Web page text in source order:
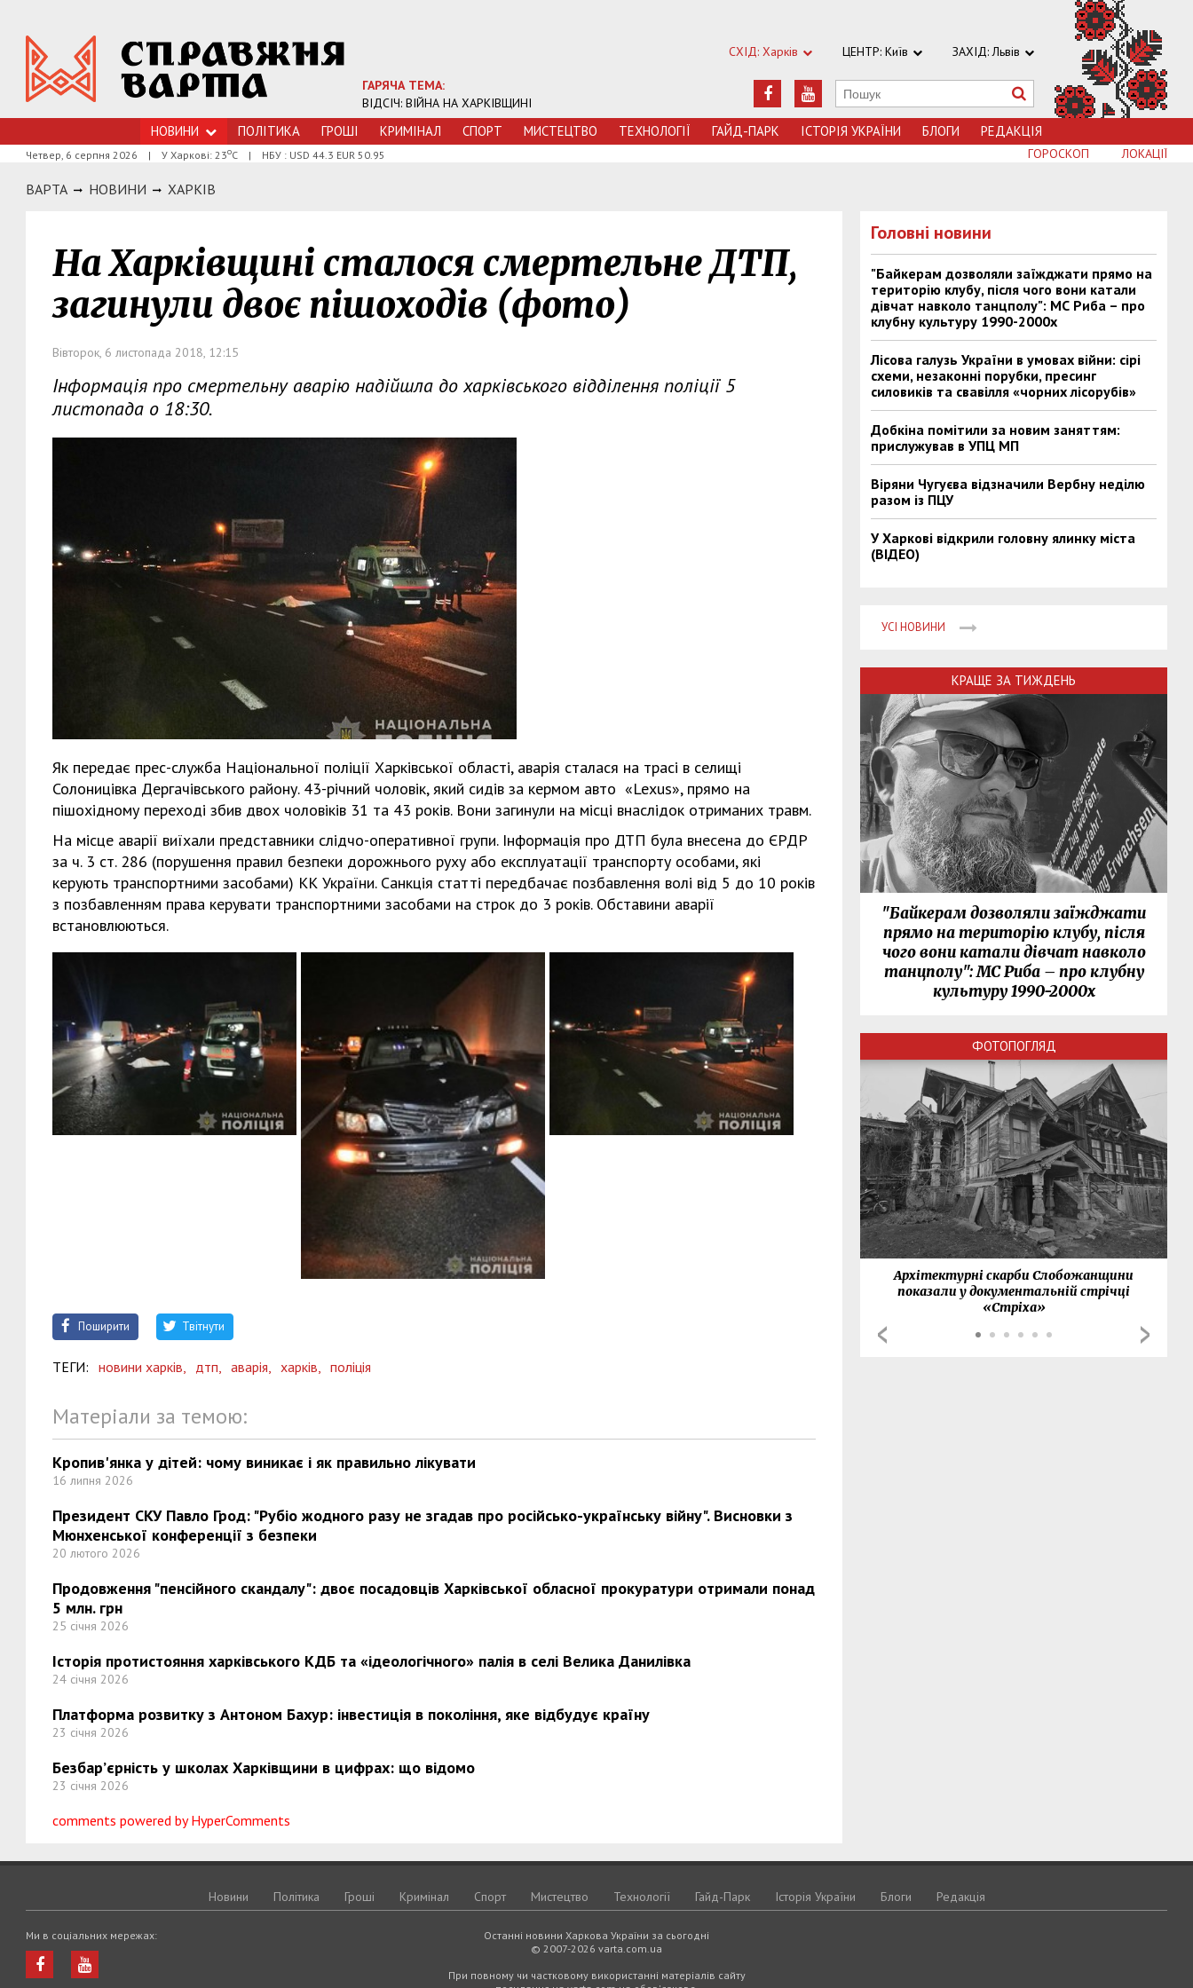
ГАРЯЧА ТЕМА:
ВІДСІЧ: ВІЙНА НА ХАРКІВЩИНІ
СХІД: Харків ЦЕНТР: Київ ЗАХІД: Львів
НОВИНИ ПОЛІТИКА ГРОШI КРИМIНАЛ СПОРТ МИСТЕЦТВО ТЕХНОЛОГIЇ ГАЙД-ПАРК ІСТОРІЯ УКРАЇНИ БЛОГИ РЕДАКЦІЯ
Четвер, 6 серпня 2026 | У Харкові: 23оС | НБУ : USD 44.3 EUR 50.95 ЛОКАЦІЇ
ГОРОСКОП
ВАРТА НОВИНИ ХАРКIВ
На Харківщині сталося смертельне ДТП,
загинули двоє пішоходів (фото)
Вівторок, 6 листопада 2018, 12:15
Інформація про смертельну аварію надійшла до харківського відділення поліції 5
листопада о 18:30.
Як передає прес-служба Національної поліції Харківської області, аварія сталася на трасі в селищі
Солоницівка Дергачівського району. 43-річний чоловік, який сидів за кермом авто «Lexus», прямо на
пішохідному переході збив двох чоловіків 31 та 43 років. Вони загинули на місці внаслідок отриманих травм.
На місце аварії виїхали представники слідчо-оперативної групи. Інформація про ДТП була внесена до ЄРДР
за ч. 3 ст. 286 (порушення правил безпеки дорожнього руху або експлуатації транспорту особами, які
керують транспортними засобами) КК України. Санкція статті передбачає позбавлення волі від 5 до 10 років
з позбавленням права керувати транспортними засобами на строк до 3 років. Обставини аварії
встановлюються.
Поширити Твітнути
ТЕГИ: новини харків, дтп, аварія, харків, поліція
Матеріали за темою:
Кропив'янка у дітей: чому виникає і як правильно лікувати
16 липня 2026
Президент СКУ Павло Грод: "Рубіо жодного разу не згадав про російсько-українську війну". Висновки з
Мюнхенської конференції з безпеки
20 лютого 2026
Продовження "пенсійного скандалу": двоє посадовців Харківської обласної прокуратури отримали понад
5 млн. грн
25 січня 2026
Історія протистояння харківського КДБ та «ідеологічного» палія в селі Велика Данилівка
24 січня 2026
Платформа розвитку з Антоном Бахур: інвестиція в покоління, яке відбудує країну
23 січня 2026
Безбар’єрність у школах Харківщини в цифрах: що відомо
23 січня 2026
comments powered by HyperComments
Головні новини
"Байкерам дозволяли заїжджати прямо на
територію клубу, після чого вони катали
дівчат навколо танцполу": МС Риба – про
клубну культуру 1990-2000х
Лісова галузь України в умовах війни: сірі
схеми, незаконні порубки, пресинг
силовиків та свавілля «чорних лісорубів»
Добкіна помітили за новим заняттям:
прислужував в УПЦ МП
Віряни Чугуєва відзначили Вербну неділю
разом із ПЦУ
У Харкові відкрили головну ялинку міста
(ВІДЕО)
УСІ НОВИНИ
КРАЩЕ ЗА ТИЖДЕНЬ
"Байкерам дозволяли заїжджати
прямо на територію клубу, після
чого вони катали дівчат навколо
танцполу": МС Риба – про клубну
культуру 1990-2000х
ФОТОПОГЛЯД
Архітектурні скарби Слобожанщини
показали у документальній стрічці
«Стріха»
Новини Політика Грошi Кримiнал Спорт Мистецтво Технологiї Гайд-Парк Історія України Блоги Редакція
Останні новини Харкова України за сьогодні
© 2007-2026 varta.com.ua
При повному чи частковому використанні матеріалів сайту
Ми в соціальних мережах: